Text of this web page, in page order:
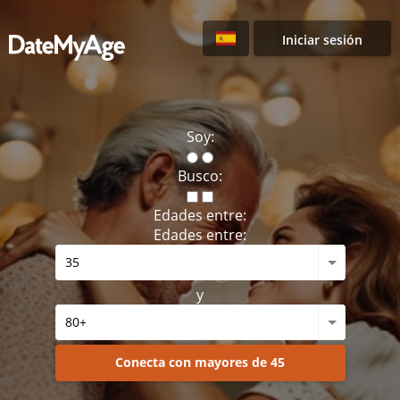
Iniciar sesión
Soy:
Busco:
Edades entre:
Edades entre:
y
Conecta con mayores de 45